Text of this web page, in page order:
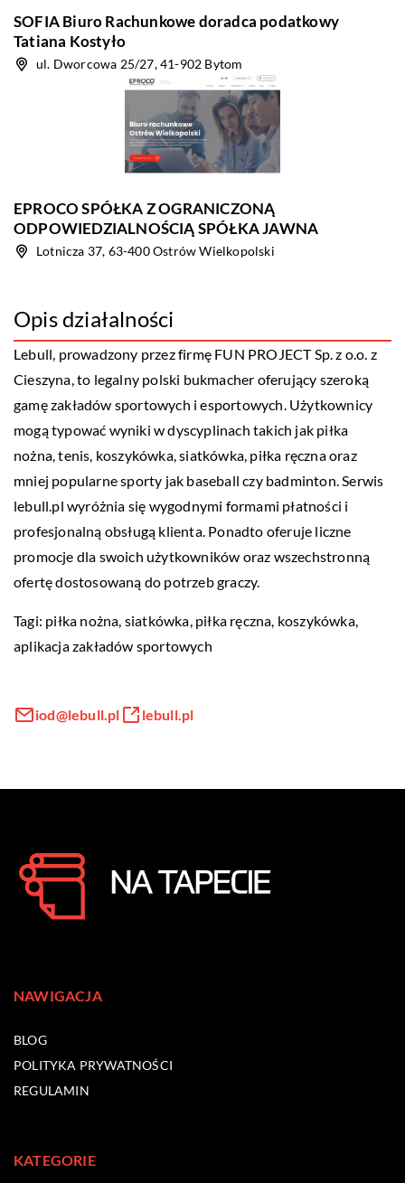
SOFIA Biuro Rachunkowe doradca podatkowy
Tatiana Kostyło
ul. Dworcowa 25/27, 41-902 Bytom
EPROCO SPÓŁKA Z OGRANICZONĄ
ODPOWIEDZIALNOŚCIĄ SPÓŁKA JAWNA
Lotnicza 37, 63-400 Ostrów Wielkopolski
Opis działalności
Lebull, prowadzony przez firmę FUN PROJECT Sp. z o.o. z
Cieszyna, to legalny polski bukmacher oferujący szeroką
gamę zakładów sportowych i esportowych. Użytkownicy
mogą typować wyniki w dyscyplinach takich jak piłka
nożna, tenis, koszykówka, siatkówka, piłka ręczna oraz
mniej popularne sporty jak baseball czy badminton. Serwis
lebull.pl wyróżnia się wygodnymi formami płatności i
profesjonalną obsługą klienta. Ponadto oferuje liczne
promocje dla swoich użytkowników oraz wszechstronną
ofertę dostosowaną do potrzeb graczy.
Tagi: piłka nożna, siatkówka, piłka ręczna, koszykówka,
aplikacja zakładów sportowych
iod@lebull.pl lebull.pl
NAWIGACJA
BLOG
POLITYKA PRYWATNOŚCI
REGULAMIN
KATEGORIE